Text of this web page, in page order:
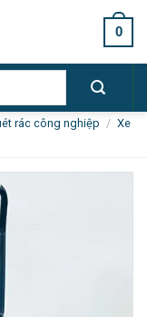
0
rác công nghiệp / Xe